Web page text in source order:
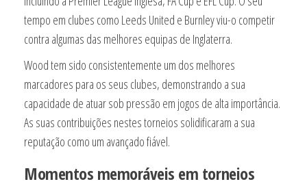
tempo em clubes como Leeds United e Burnley viu-o competir
contra algumas das melhores equipas de Inglaterra.
Wood tem sido consistentemente um dos melhores
marcadores para os seus clubes, demonstrando a sua
capacidade de atuar sob pressão em jogos de alta importância.
As suas contribuições nestes torneios solidificaram a sua
reputação como um avançado fiável.
Momentos memoráveis em torneios